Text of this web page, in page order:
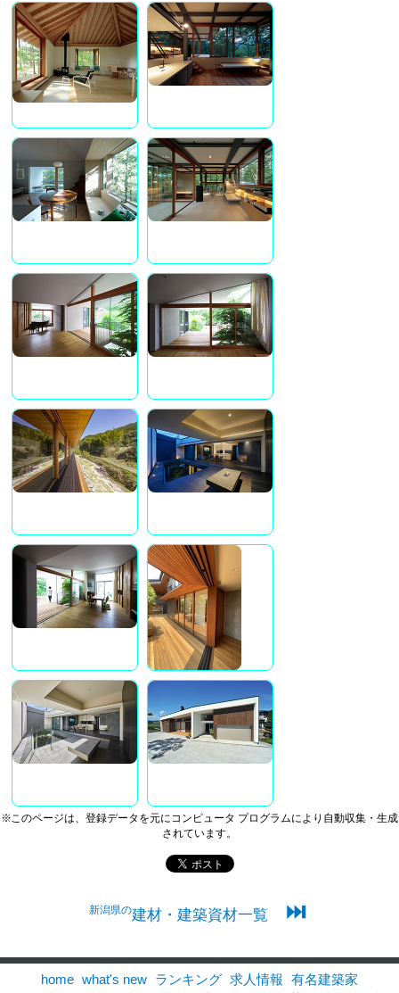
※このページは、登録データを元にコンピュータ プログラムにより自動収集・生成
されています。
新潟県の建材・建築資材一覧 ⏭
home what's new ランキング 求人情報 有名建築家